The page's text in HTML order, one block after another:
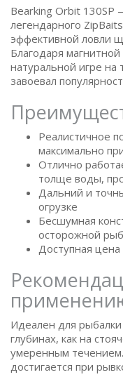
Bearking Orbit 130SP
легендарного
эффективной ловли
Благодаря
натуральной игре на
завоевал
Реалистичное
максимально
Отлично
толще воды,
Дальний и
огрузке
Бесшумная
осторожной
Доступная цена
Идеален для
глубинах, как на
умеренным
достигается при